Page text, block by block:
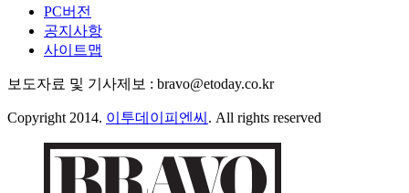
PC버전
공지사항
사이트맵
보도자료 및 기사제보 : bravo@etoday.co.kr
Copyright 2014. 이투데이피엔씨 . All rights reserved